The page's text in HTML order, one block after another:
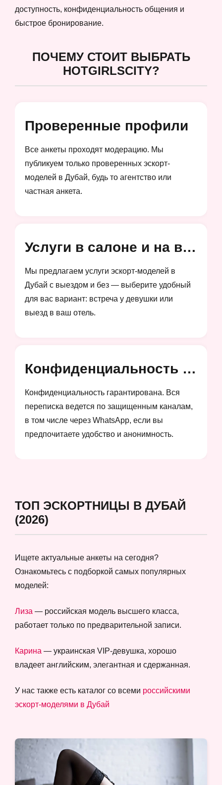
доступность, конфиденциальность общения и
быстрое бронирование.
ПОЧЕМУ СТОИТ ВЫБРАТЬ
HOTGIRLSCITY?
Проверенные профили
Все анкеты проходят модерацию. Мы
публикуем только проверенных эскорт-
моделей в Дубай, будь то агентство или
частная анкета.
Услуги в салоне и на выезд
Мы предлагаем услуги эскорт-моделей в
Дубай с выездом и без — выберите удобный
для вас вариант: встреча у девушки или
выезд в ваш отель.
Конфиденциальность и анонимность
Конфиденциальность гарантирована. Вся
переписка ведется по защищенным каналам,
в том числе через WhatsApp, если вы
предпочитаете удобство и анонимность.
ТОП ЭСКОРТНИЦЫ В ДУБАЙ
(2026)
Ищете актуальные анкеты на сегодня?
Ознакомьтесь с подборкой самых популярных
моделей:
Лиза — российская модель высшего класса,
работает только по предварительной записи.
Карина — украинская VIP-девушка, хорошо
владеет английским, элегантная и сдержанная.
У нас также есть каталог со всеми российскими
эскорт-моделями в Дубай